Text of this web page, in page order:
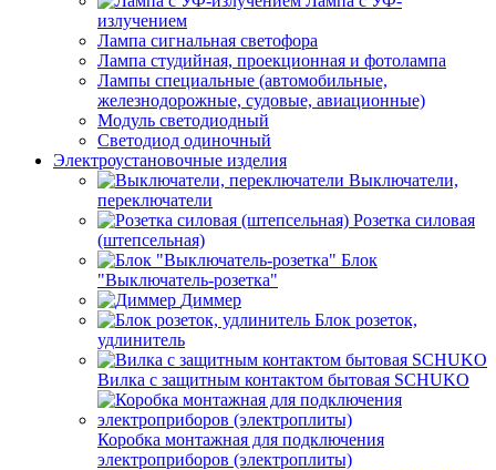
излучением
Лампа сигнальная светофора
Лампа студийная, проекционная и фотолампа
Лампы специальные (автомобильные,
железнодорожные, судовые, авиационные)
Модуль светодиодный
Светодиод одиночный
Электроустановочные изделия
Выключатели,
переключатели
Розетка силовая
(штепсельная)
Блок
"Выключатель-розетка"
Диммер
Блок розеток,
удлинитель
Вилка с защитным контактом бытовая SCHUKO
Коробка монтажная для подключения
электроприборов (электроплиты)